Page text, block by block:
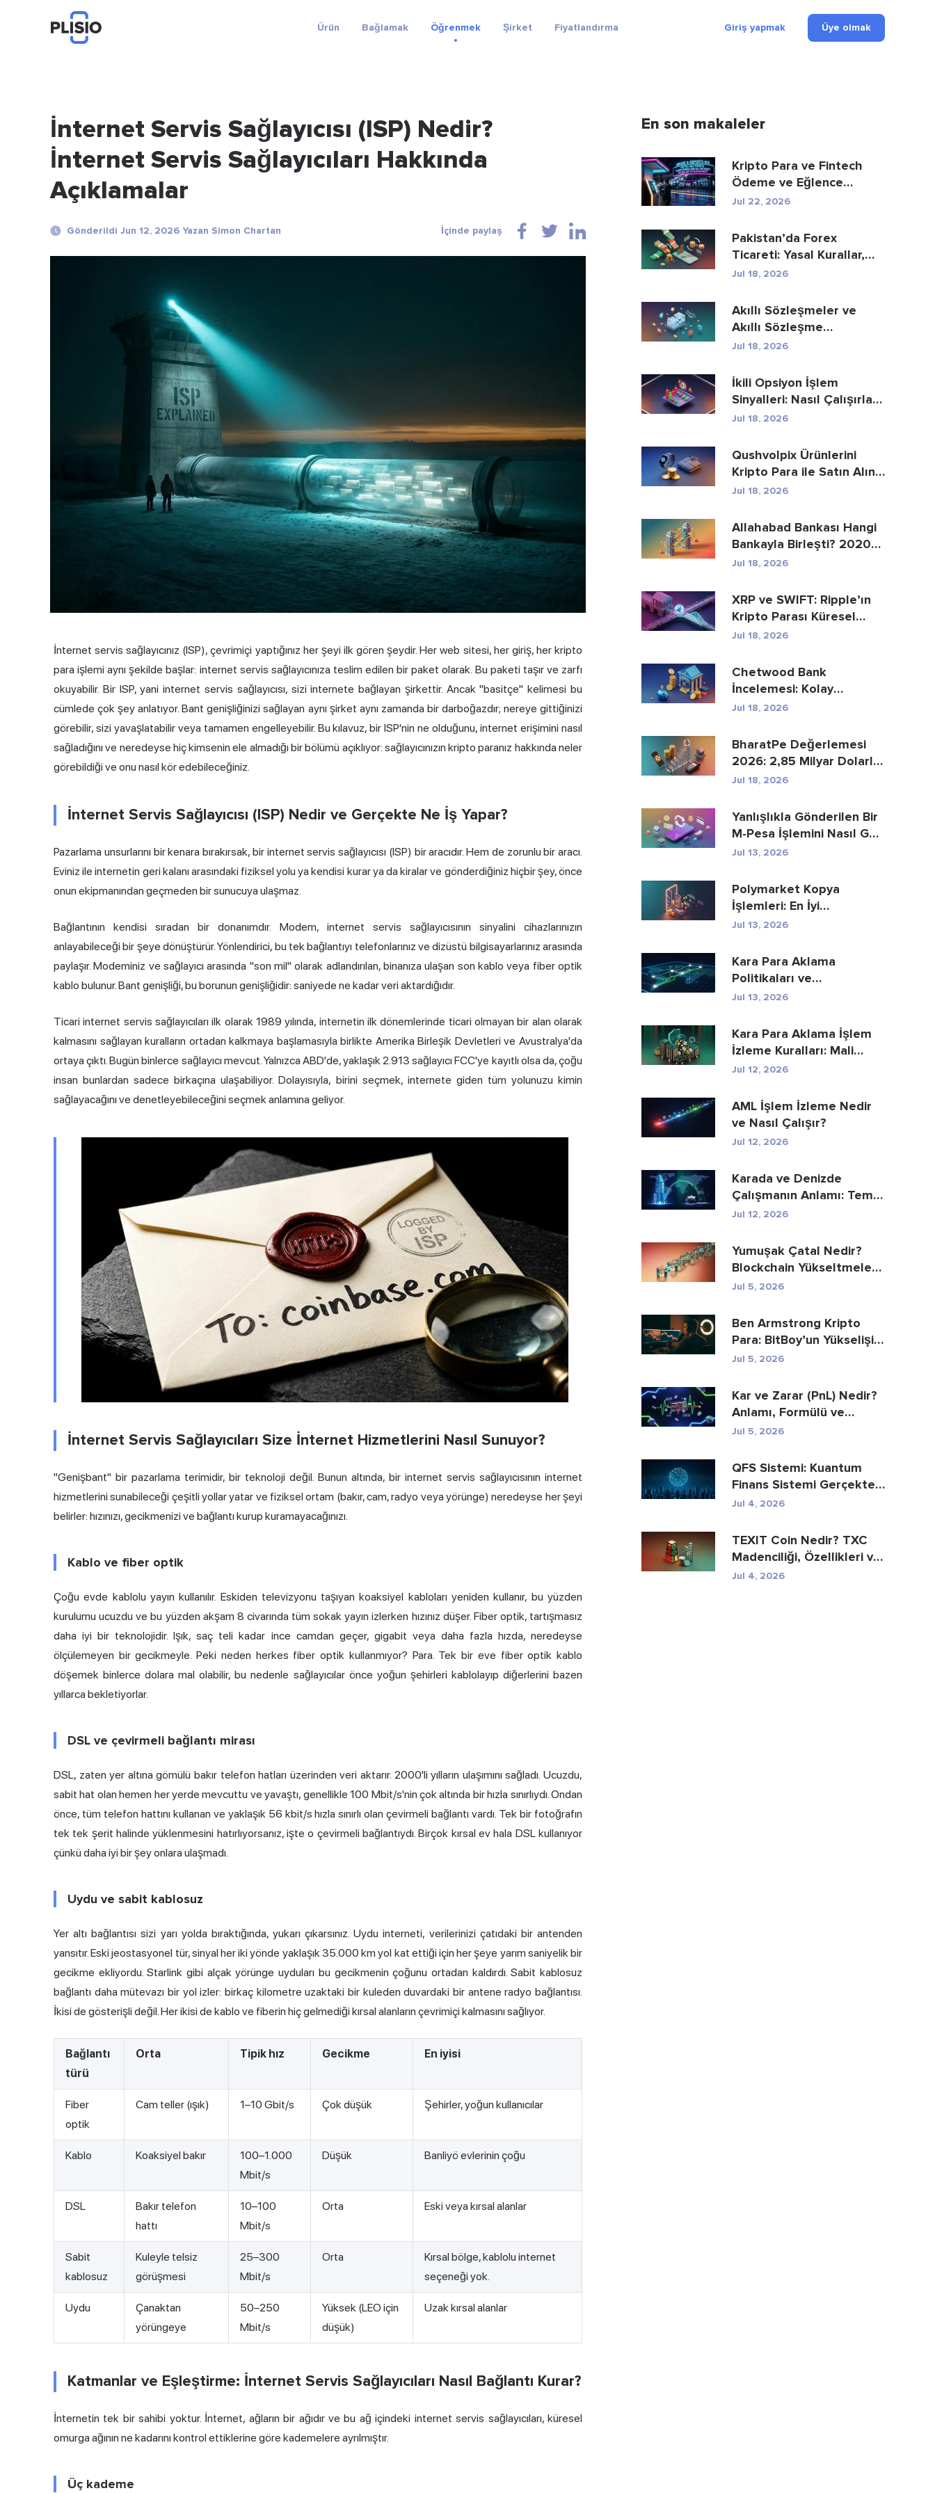
Ürün Bağlamak Öğrenmek Şirket Fiyatlandırma Giriş yapmak Üye olmak
İnternet Servis Sağlayıcısı (ISP) Nedir?
İnternet Servis Sağlayıcıları Hakkında
Açıklamalar
Gönderildi Jun 12, 2026 Yazan Simon Chartan İçinde paylaş
İnternet servis sağlayıcınız (ISP), çevrimiçi yaptığınız her şeyi ilk gören şeydir. Her web sitesi, her giriş, her kripto
para işlemi aynı şekilde başlar: internet servis sağlayıcınıza teslim edilen bir paket olarak. Bu paketi taşır ve zarfı
okuyabilir. Bir ISP, yani internet servis sağlayıcısı, sizi internete bağlayan şirkettir. Ancak "basitçe" kelimesi bu
cümlede çok şey anlatıyor. Bant genişliğinizi sağlayan aynı şirket aynı zamanda bir darboğazdır; nereye gittiğinizi
görebilir, sizi yavaşlatabilir veya tamamen engelleyebilir. Bu kılavuz, bir ISP'nin ne olduğunu, internet erişimini nasıl
sağladığını ve neredeyse hiç kimsenin ele almadığı bir bölümü açıklıyor: sağlayıcınızın kripto paranız hakkında neler
görebildiği ve onu nasıl kör edebileceğiniz.
İnternet Servis Sağlayıcısı (ISP) Nedir ve Gerçekte Ne İş Yapar?
Pazarlama unsurlarını bir kenara bırakırsak, bir internet servis sağlayıcısı (ISP) bir aracıdır. Hem de zorunlu bir aracı.
Eviniz ile internetin geri kalanı arasındaki fiziksel yolu ya kendisi kurar ya da kiralar ve gönderdiğiniz hiçbir şey, önce
onun ekipmanından geçmeden bir sunucuya ulaşmaz.
Bağlantının kendisi sıradan bir donanımdır. Modem, internet servis sağlayıcısının sinyalini cihazlarınızın
anlayabileceği bir şeye dönüştürür. Yönlendirici, bu tek bağlantıyı telefonlarınız ve dizüstü bilgisayarlarınız arasında
paylaşır. Modeminiz ve sağlayıcı arasında "son mil" olarak adlandırılan, binanıza ulaşan son kablo veya fiber optik
kablo bulunur. Bant genişliği, bu borunun genişliğidir: saniyede ne kadar veri aktardığıdır.
Ticari internet servis sağlayıcıları ilk olarak 1989 yılında, internetin ilk dönemlerinde ticari olmayan bir alan olarak
kalmasını sağlayan kuralların ortadan kalkmaya başlamasıyla birlikte Amerika Birleşik Devletleri ve Avustralya'da
ortaya çıktı. Bugün binlerce sağlayıcı mevcut. Yalnızca ABD'de, yaklaşık 2.913 sağlayıcı FCC'ye kayıtlı olsa da, çoğu
insan bunlardan sadece birkaçına ulaşabiliyor. Dolayısıyla, birini seçmek, internete giden tüm yolunuzu kimin
sağlayacağını ve denetleyebileceğini seçmek anlamına geliyor.
İnternet Servis Sağlayıcıları Size İnternet Hizmetlerini Nasıl Sunuyor?
"Genişbant" bir pazarlama terimidir, bir teknoloji değil. Bunun altında, bir internet servis sağlayıcısının internet
hizmetlerini sunabileceği çeşitli yollar yatar ve fiziksel ortam (bakır, cam, radyo veya yörünge) neredeyse her şeyi
belirler: hızınızı, gecikmenizi ve bağlantı kurup kuramayacağınızı.
Kablo ve fiber optik
Çoğu evde kablolu yayın kullanılır. Eskiden televizyonu taşıyan koaksiyel kabloları yeniden kullanır, bu yüzden
kurulumu ucuzdu ve bu yüzden akşam 8 civarında tüm sokak yayın izlerken hızınız düşer. Fiber optik, tartışmasız
daha iyi bir teknolojidir. Işık, saç teli kadar ince camdan geçer, gigabit veya daha fazla hızda, neredeyse
ölçülemeyen bir gecikmeyle. Peki neden herkes fiber optik kullanmıyor? Para. Tek bir eve fiber optik kablo
döşemek binlerce dolara mal olabilir, bu nedenle sağlayıcılar önce yoğun şehirleri kablolayıp diğerlerini bazen
yıllarca bekletiyorlar.
DSL ve çevirmeli bağlantı mirası
DSL, zaten yer altına gömülü bakır telefon hatları üzerinden veri aktarır. 2000'li yılların ulaşımını sağladı. Ucuzdu,
sabit hat olan hemen her yerde mevcuttu ve yavaştı, genellikle 100 Mbit/s'nin çok altında bir hızla sınırlıydı. Ondan
önce, tüm telefon hattını kullanan ve yaklaşık 56 kbit/s hızla sınırlı olan çevirmeli bağlantı vardı. Tek bir fotoğrafın
tek tek şerit halinde yüklenmesini hatırlıyorsanız, işte o çevirmeli bağlantıydı. Birçok kırsal ev hala DSL kullanıyor
çünkü daha iyi bir şey onlara ulaşmadı.
Uydu ve sabit kablosuz
Yer altı bağlantısı sizi yarı yolda bıraktığında, yukarı çıkarsınız. Uydu interneti, verilerinizi çatıdaki bir antenden
yansıtır. Eski jeostasyonel tür, sinyal her iki yönde yaklaşık 35.000 km yol kat ettiği için her şeye yarım saniyelik bir
gecikme ekliyordu.Starlink gibi alçak yörünge uyduları bu gecikmenin çoğunu ortadan kaldırdı. Sabit kablosuz
bağlantı daha mütevazı bir yol izler: birkaç kilometre uzaktaki bir kuleden duvardaki bir antene radyo bağlantısı.
İkisi de gösterişli değil. Her ikisi de kablo ve fiberin hiç gelmediği kırsal alanların çevrimiçi kalmasını sağlıyor.
Bağlantı
türü
Orta Tipik hız Gecikme En iyisi
Fiber
optik
Cam teller (ışık) 1–10 Gbit/s Çok düşük Şehirler, yoğun kullanıcılar
Kablo Koaksiyel bakır
100–1.000
Mbit/s
Düşük Banliyö evlerinin çoğu
DSL
Bakır telefon
hattı
10–100
Mbit/s
Orta Eski veya kırsal alanlar
Sabit
kablosuz
Kuleyle telsiz
görüşmesi
25–300
Mbit/s
Orta
Kırsal bölge, kablolu internet
seçeneği yok.
Uydu
Çanaktan
yörüngeye
50–250
Mbit/s
Yüksek (LEO için
düşük)
Uzak kırsal alanlar
Katmanlar ve Eşleştirme: İnternet Servis Sağlayıcıları Nasıl Bağlantı Kurar?
İnternetin tek bir sahibi yoktur. İnternet, ağların bir ağıdır ve bu ağ içindeki internet servis sağlayıcıları, küresel
omurga ağının ne kadarını kontrol ettiklerine göre kademelere ayrılmıştır.
Üç kademe
En son makaleler
Kripto Para ve Fintech
Ödeme ve Eğlence
Sektörünü Nasıl Yeni...
Jul 22, 2026
Pakistan’da Forex
Ticareti: Yasal Kurallar,
Aracı Kurumlar, Tic...
Jul 18, 2026
Akıllı Sözleşmeler ve
Akıllı Sözleşme
Geliştirme Hizmetle...
Jul 18, 2026
İkili Opsiyon İşlem
Sinyalleri: Nasıl Çalışırlar
ve Riskle...
Jul 18, 2026
Qushvolpix Ürünlerini
Kripto Para ile Satın Alın:
Bitcoin, Öd...
Jul 18, 2026
Allahabad Bankası Hangi
Bankayla Birleşti? 2020
Yılı Haberinin...
Jul 18, 2026
XRP ve SWIFT: Ripple’ın
Kripto Parası Küresel
Ödemelerin Yer...
Jul 18, 2026
Chetwood Bank
İncelemesi: Kolay
Tasarruf ve Güvenli
Jul 18, 2026
BharatPe Değerlemesi
2026: 2,85 Milyar Dolarlık
Fintech Unicorn ...
Jul 18, 2026
Yanlışlıkla Gönderilen Bir
M-Pesa İşlemini Nasıl Geri
Alabi...
Jul 13, 2026
Polymarket Kopya
İşlemleri: En İyi
Cüzdanları Güvenli Bir Ş...
Jul 13, 2026
Kara Para Aklama
Politikaları ve
Prosedürleri: Eksiksiz Bir
Jul 13, 2026
Kara Para Aklama İşlem
İzleme Kuralları: Mali
Suçları Nasıl...
Jul 12, 2026
AML İşlem İzleme Nedir
ve Nasıl Çalışır?
Jul 12, 2026
Karada ve Denizde
Çalışmanın Anlamı: Temel
Farklar Açıkland...
Jul 12, 2026
Yumuşak Çatal Nedir?
Blockchain Yükseltmeleri
Açıklanıyor
Jul 5, 2026
Ben Armstrong Kripto
Para: BitBoy’un Yükselişi
ve Düşüşü
Jul 5, 2026
Kar ve Zarar (PnL) Nedir?
Anlamı, Formülü ve
Hesaplama Yöntemi
Jul 5, 2026
QFS Sistemi: Kuantum
Finans Sistemi Gerçekte
Nedir (2026)
Jul 4, 2026
TEXIT Coin Nedir? TXC
Madenciliği, Özellikleri ve
Düzenleyici R...
Jul 4, 2026